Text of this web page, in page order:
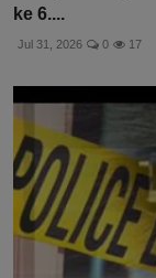
ke 6....
Jul 31, 2026 0 17